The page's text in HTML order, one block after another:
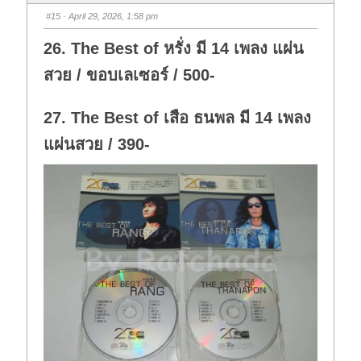
d
o
n
.
u
p
#15 · April 29, 2026, 1:58 pm
26. The Best of หรั่ง มี 14 เพลง แผ่น
สวย / ขอบเลเซอร์ / 500-
27. The Best of เสือ ธนพล มี 14 เพลง
แผ่นสวย / 390-